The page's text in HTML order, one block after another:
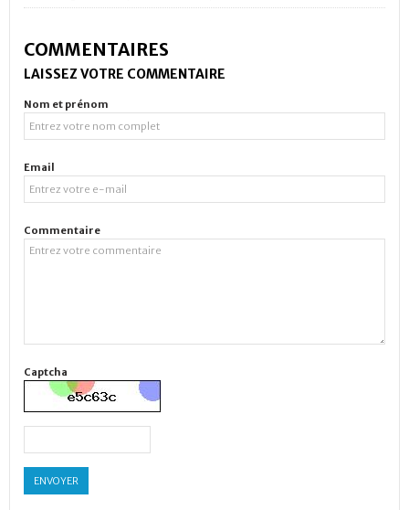
COMMENTAIRES
LAISSEZ VOTRE COMMENTAIRE
Nom et prénom
Email
Commentaire
Captcha
ENVOYER